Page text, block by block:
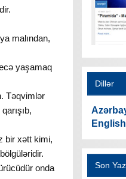
malından,
yaşamaq
Təqvimlər
bir xətt kimi,
onda
Dillər
English
Son